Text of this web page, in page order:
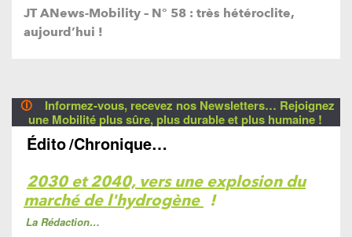
JT ANews-Mobility – N° 58 : très hétéroclite,
aujourd’hui !
🛈
Informez-vous, recevez nos Newsletters… Rejoignez
une Mobilité plus sûre, plus durable et plus humaine !
Édito/Chronique…
2030 et 2040, vers une explosion du
marché de l'hydrogène !
La Rédaction…